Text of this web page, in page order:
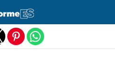
mobile